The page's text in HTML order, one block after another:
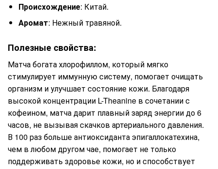
Происхождение: Китай.
Аромат: Нежный травяной.
Полезные свойства:
Матча богата хлорофиллом, который мягко
стимулирует иммунную систему, помогает очищать
организм и улучшает состояние кожи. Благодаря
высокой концентрации L-Theanine в сочетании с
кофеином, матча дарит плавный заряд энергии до 6
часов, не вызывая скачков артериального давления.
В 100 раз больше антиоксиданта эпигаллокатехина,
чем в любом другом чае, помогает не только
поддерживать здоровье кожи, но и способствует